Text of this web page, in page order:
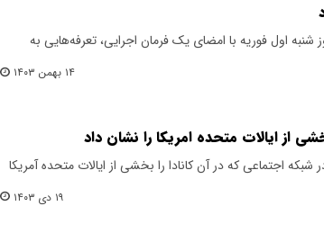
شنبه اول فوریه با امضای یک فرمان اجرایی، تعرفه‌هایی به
۱۴ بهمن ۱۴۰۳
از ایالات متحده امریکا را نشان داد
اجتماعی که در آن کانادا را بخشی از ایالات متحده آمریکا
۱۹ دی ۱۴۰۳